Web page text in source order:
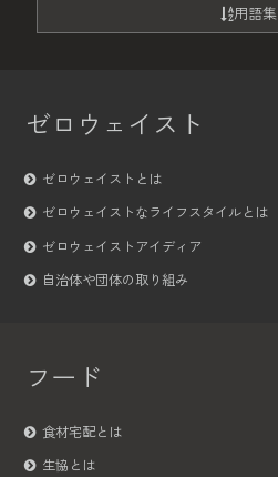
用語集
ゼロウェイスト
ゼロウェイストとは
ゼロウェイストなライフスタイルとは
ゼロウェイストアイディア
自治体や団体の取り組み
フード
食材宅配とは
生協とは